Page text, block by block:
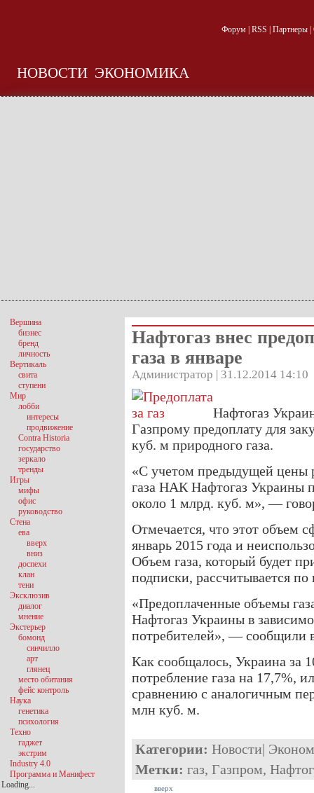
Форум| RSS Партнеры|
НОВОСТИ ЭКОНОМИКА
Нафтогаз внес
газа в январе
Администратор | 31.12.2014 14:10
Нафтогаз
Газпрому предоплату для
куб. м природного газа.
«С учетом предыдущей цены
газа НАК Нафтогаз Украины
около 1 млрд. куб. м», —
Отмечается, что этот объем
январь 2015 года и
Объем газа, который будет
подписки, рассчитывается по
«Предоплаченные объемы
Нафтогаз Украины в
потребителей», — сообщили
Как сообщалось, Украина за
потребление газа на 17,7%,
сравнению с аналогичным
млн куб. м.
Категории: Новости|
Метки: газ, Газпром,
вверх
Вершина
бизнес
бренд
личность
Вертикаль
свита
ступени
Мир
лобби
интересы
продвижение
Contra Historia
государство
зеркало
тренды
Игры
мифы
офис
руководство
Стена
ева
вверх
вниз
доспехи
клан
тени
Эксклюзив
диалог
мнение
Экстерьер
бомонд
синчилло
арт
глянец
место обитания
фейс контроль
Наука
генетика
психология
Техно
гаджет
экстрим
Industry 4.0
Программа и Манифест
Loading...